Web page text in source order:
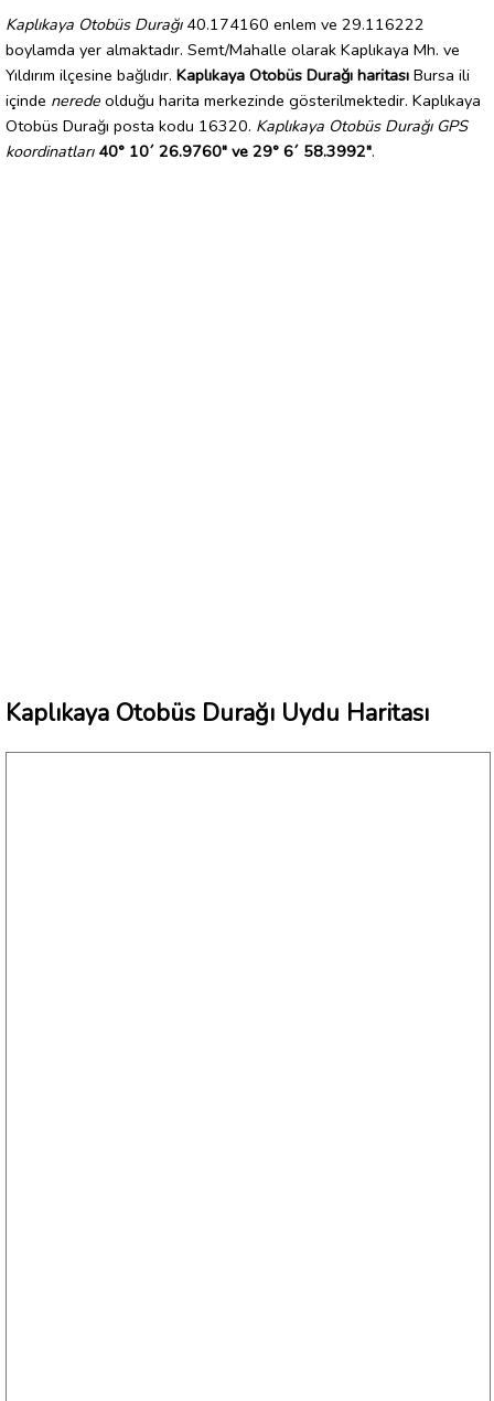
Kaplıkaya Otobüs Durağı40.174160 enlem ve 29.116222
boylamda yer almaktadır. Semt/Mahalle olarak Kaplıkaya Mh. ve
Yıldırım ilçesine bağlıdır. Kaplıkaya Otobüs Durağı haritası Bursa ili
içinde nerede olduğu harita merkezinde gösterilmektedir. Kaplıkaya
Otobüs Durağı posta kodu 16320. Kaplıkaya Otobüs Durağı GPS
koordinatları 40° 10´ 26.9760" ve 29° 6´ 58.3992".
Kaplıkaya Otobüs Durağı Uydu Haritası